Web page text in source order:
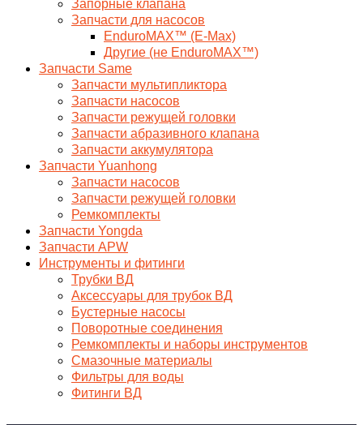
Запорные клапана
Запчасти для насосов
EnduroMAX™ (E-Max)
Другие (не EnduroMAX™)
Запчасти Same
Запчасти мультипликтора
Запчасти насосов
Запчасти режущей головки
Запчасти абразивного клапана
Запчасти аккумулятора
Запчасти Yuanhong
Запчасти насосов
Запчасти режущей головки
Ремкомплекты
Запчасти Yongda
Запчасти APW
Инструменты и фитинги
Трубки ВД
Аксессуары для трубок ВД
Бустерные насосы
Поворотные соединения
Ремкомплекты и наборы инструментов
Смазочные материалы
Фильтры для воды
Фитинги ВД